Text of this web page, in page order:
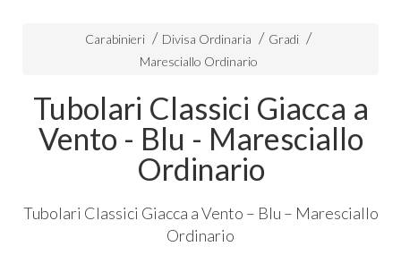
Carabinieri Divisa Ordinaria
Gradi
Maresciallo Ordinario
Tubolari Classici Giacca a
Vento - Blu - Maresciallo
Ordinario
Tubolari Classici Giacca a Vento – Blu – Maresciallo
Ordinario